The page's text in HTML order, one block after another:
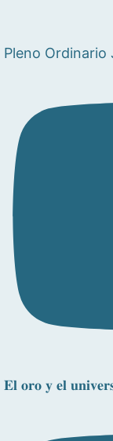
Pleno Ordinario
𝐄𝐥 𝐨𝐫𝐨 𝐲 𝐞𝐥